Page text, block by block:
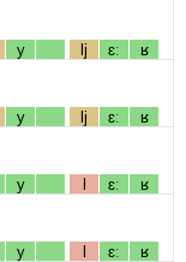
y lj ɛː ʁ
y lj ɛː ʁ
y l ɛː ʁ
y l ɛː ʁ